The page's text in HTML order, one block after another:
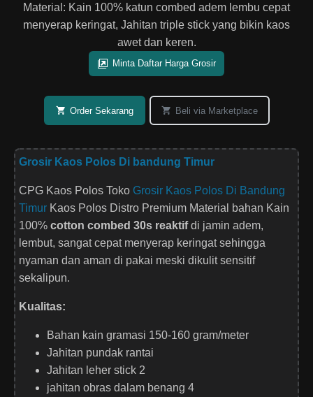
Material: Kain 100% katun combed adem lembu cepat
menyerap keringat, Jahitan triple stick yang bikin kaos
awet dan keren.
Minta Daftar Harga Grosir
Order Sekarang Beli via Marketplace
Grosir Kaos Polos Di bandung Timur
CPG Kaos Polos Toko Grosir Kaos Polos Di Bandung
Timur Kaos Polos Distro Premium Material bahan Kain
100% cotton combed 30s reaktifdi jamin adem,
lembut, sangat cepat menyerap keringat sehingga
nyaman dan aman di pakai meski dikulit sensitif
sekalipun.
Kualitas:
Bahan kain gramasi 150-160 gram/meter
Jahitan pundak rantai
Jahitan leher stick 2
jahitan obras dalam benang 4